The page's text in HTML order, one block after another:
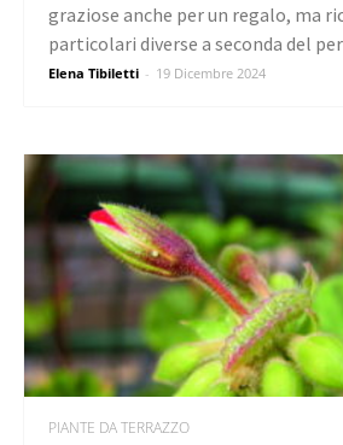
Elena Tibiletti - 19 Dicembre 2024
graziose anche per un regalo, ma
particolari diverse a seconda del
PIANTE DA TERRAZZO